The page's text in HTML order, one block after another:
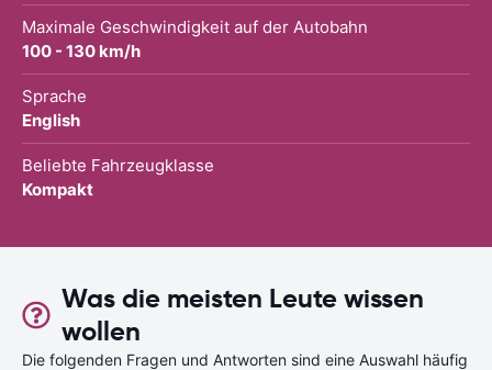
Maximale Geschwindigkeit auf der Autobahn
100 - 130 km/h
Sprache
English
Beliebte Fahrzeugklasse
Kompakt
Was die meisten Leute wissen
wollen
Die folgenden Fragen und Antworten sind eine Auswahl häufig